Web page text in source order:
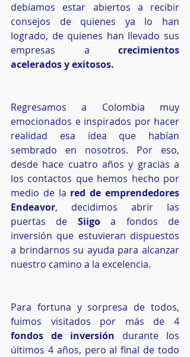
debíamos estar abiertos a recibir
consejos de quienes ya lo han
logrado, de quienes han llevado sus
empresas a crecimientos
acelerados y exitosos.
Regresamos a Colombia muy
emocionados e inspirados por hacer
realidad esa idea que habían
sembrado en nosotros. Por eso,
desde hace cuatro años y gracias a
los contactos que hemos hecho por
medio de la red de emprendedores
Endeavor, decidimos abrir las
puertas de Siigo a fondos de
inversión que estuvieran dispuestos
a brindarnos su ayuda para alcanzar
nuestro camino a la excelencia.
Para fortuna y sorpresa de todos,
fondos de inversión durante los
últimos 4 años, pero al final de todo